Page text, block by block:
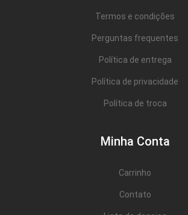
Termos e condições
Perguntas frequentes
Política de entrega
Política de privacidade
Política de troca
Minha Conta
Carrinho
Contato